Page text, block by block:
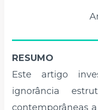
RESUMO
Este artigo
ignorância
contemporâneas